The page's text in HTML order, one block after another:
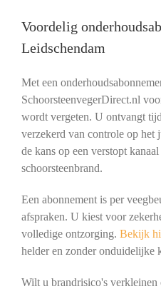
Voordelig
Leidschendam
Met een
SchoorsteenvegerDirect.nl
wordt vergeten. U ontvangt
verzekerd van controle op het
de kans op een verstopt
schoorsteenbrand.
Een abonnement is per
afspraken. U kiest voor
volledige ontzorging. Bekijk
helder en zonder onduidelijke
Wilt u brandrisico's verkleinen